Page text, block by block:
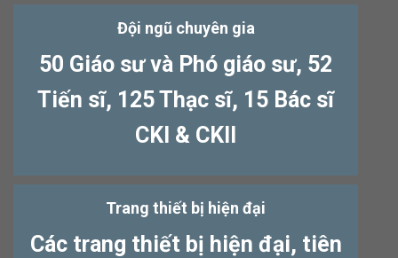
Đội ngũ chuyên gia
50 Giáo sư và Phó giáo sư, 52
Tiến sĩ, 125 Thạc sĩ, 15 Bác sĩ
CKI & CKII
Trang thiết bị hiện đại
Các trang thiết bị hiện đại, tiên